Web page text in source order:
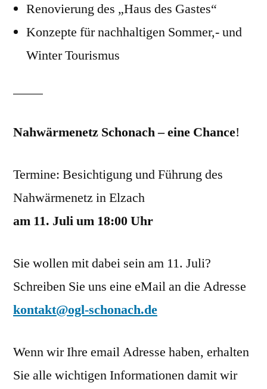
Renovierung des „Haus des Gastes“
Konzepte für nachhaltigen Sommer,- und
Winter Tourismus
Nahwärmenetz Schonach – eine Chance!
Termine: Besichtigung und Führung des
Nahwärmenetz in Elzach
am 11. Juli um 18:00 Uhr
Sie wollen mit dabei sein am 11. Juli?
Schreiben Sie uns eine eMail an die Adresse
kontakt@ogl-schonach.de
Wenn wir Ihre email Adresse haben, erhalten
Sie alle wichtigen Informationen damit wir